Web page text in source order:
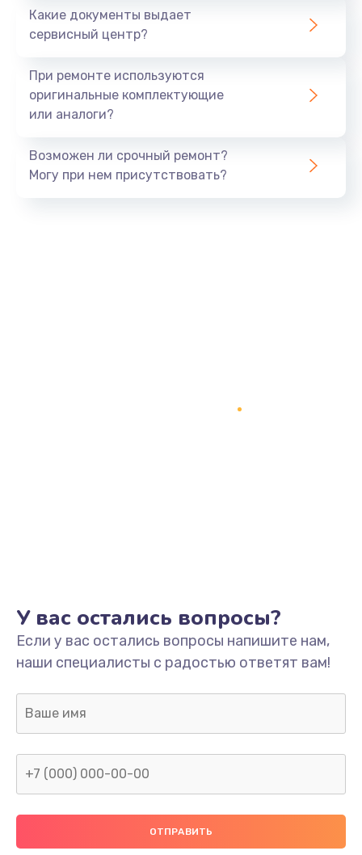
1530 руб.
Замена шлейфа матрицы
Замена процессора
1800 руб.
Замена системы охлаждения
1600 руб.
Замена термопасты
Какие документы выдает
сервисный центр?
При ремонте используются
оригинальные комплектующие
или аналоги?
Возможен ли срочный ремонт?
Могу при нем присутствовать?
У вас остались вопросы?
Если у вас остались вопросы напишите нам,
наши специалисты с радостью ответят вам!